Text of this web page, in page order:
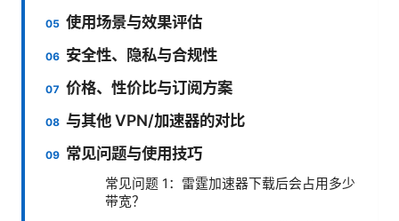
使用场景与效果评估
安全性、隐私与合规性
价格、性价比与订阅方案
与其他 VPN/加速器的对比
常见问题与使用技巧
常见问题 1：雷霆加速器下载后会占用多少
带宽？